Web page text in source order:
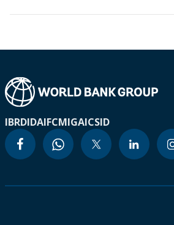
IBRDIDAIFCMIGAICSID